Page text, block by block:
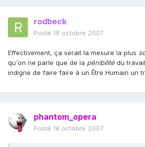
rodbeck
Posté 18 octobre 2007
Effectivement, ça serait la mesure la plus
qu'on ne parle que de la pénibilité du
indigne de faire faire à un Être Humain un
phantom_opera
Posté 18 octobre 2007